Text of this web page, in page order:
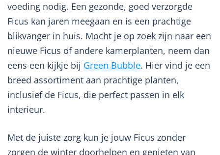
voeding nodig. Een gezonde, goed verzorgde
Ficus kan jaren meegaan en is een prachtige
blikvanger in huis. Mocht je op zoek zijn naar een
nieuwe Ficus of andere kamerplanten, neem dan
eens een kijkje bij Green Bubble. Hier vind je een
breed assortiment aan prachtige planten,
inclusief de Ficus, die perfect passen in elk
interieur.
Met de juiste zorg kun je jouw Ficus zonder
zorgen de winter doorhelpen en genieten van